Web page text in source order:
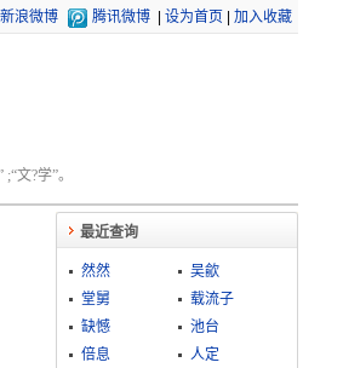
新浪微博 腾讯微博 设为首页 加入收藏
文?学”。
最近查询
然然
吴歈
堂舅
载流子
缺憾
池台
倍息
人定